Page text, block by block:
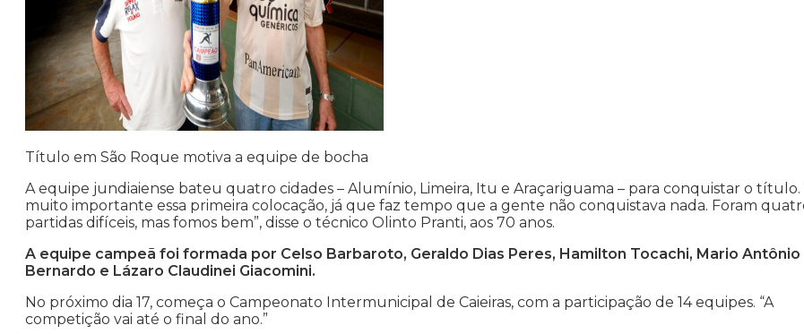
Título em São Roque motiva a equipe de bocha
A equipe jundiaiense bateu quatro cidades – Alumínio, Limeira, Itu e Araçariguama – para conquistar o título.
muito importante essa primeira colocação, já que faz tempo que a gente não conquistava nada. Foram
partidas difíceis, mas fomos bem”, disse o técnico Olinto Pranti, aos 70 anos.
A equipe campeã foi formada por Celso Barbaroto, Geraldo Dias Peres, Hamilton Tocachi, Mario Antônio
Bernardo e Lázaro Claudinei Giacomini.
No próximo dia 17, começa o Campeonato Intermunicipal de Caieiras, com a participação de 14 equipes. “A
competição vai até o final do ano.”